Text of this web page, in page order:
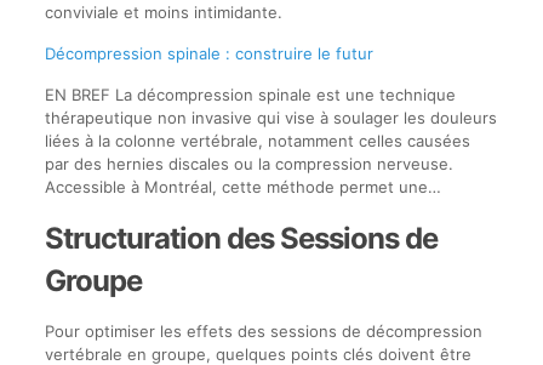
conviviale et moins intimidante.
Décompression spinale : construire le futur
EN BREF La décompression spinale est une technique
thérapeutique non invasive qui vise à soulager les douleurs
liées à la colonne vertébrale, notamment celles causées
par des hernies discales ou la compression nerveuse.
Accessible à Montréal, cette méthode permet une…
Structuration des Sessions de
Groupe
Pour optimiser les effets des sessions de décompression
vertébrale en groupe, quelques points clés doivent être